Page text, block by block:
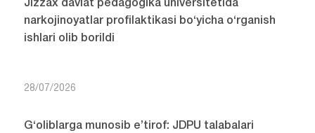
Jizzax davlat pedagogika universitetida
narkojinoyatlar profilaktikasi bo‘yicha o‘rganish
ishlari olib borildi
28/07/2026
G‘oliblarga munosib e’tirof: JDPU talabalari